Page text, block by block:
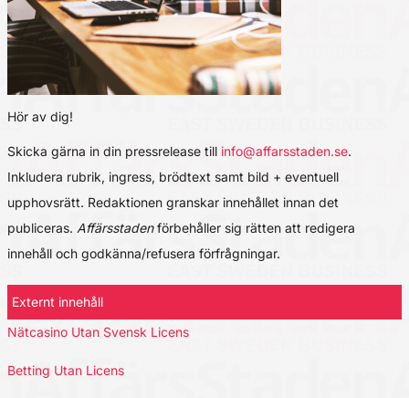
Hör av dig!
Skicka gärna in din pressrelease till info@affarsstaden.se.
Inkludera rubrik, ingress, brödtext samt bild + eventuell
upphovsrätt. Redaktionen granskar innehållet innan det
publiceras. Affärsstadenförbehåller sig rätten att redigera
innehåll och godkänna/refusera förfrågningar.
Externt innehåll
Nätcasino Utan Svensk Licens
Betting Utan Licens